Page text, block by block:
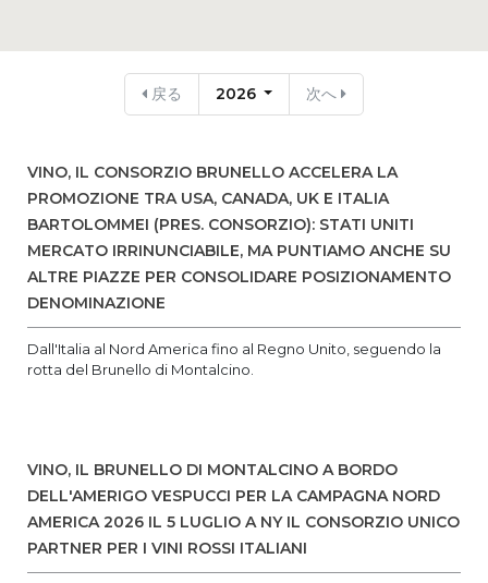
戻る 2026 次へ
VINO, IL CONSORZIO BRUNELLO ACCELERA LA
PROMOZIONE TRA USA, CANADA, UK E ITALIA
BARTOLOMMEI (PRES. CONSORZIO): STATI UNITI
MERCATO IRRINUNCIABILE, MA PUNTIAMO ANCHE SU
ALTRE PIAZZE PER CONSOLIDARE POSIZIONAMENTO
DENOMINAZIONE
Dall'Italia al Nord America fino al Regno Unito, seguendo la
rotta del Brunello di Montalcino.
VINO, IL BRUNELLO DI MONTALCINO A BORDO
DELL'AMERIGO VESPUCCI PER LA CAMPAGNA NORD
AMERICA 2026 IL 5 LUGLIO A NY IL CONSORZIO UNICO
PARTNER PER I VINI ROSSI ITALIANI